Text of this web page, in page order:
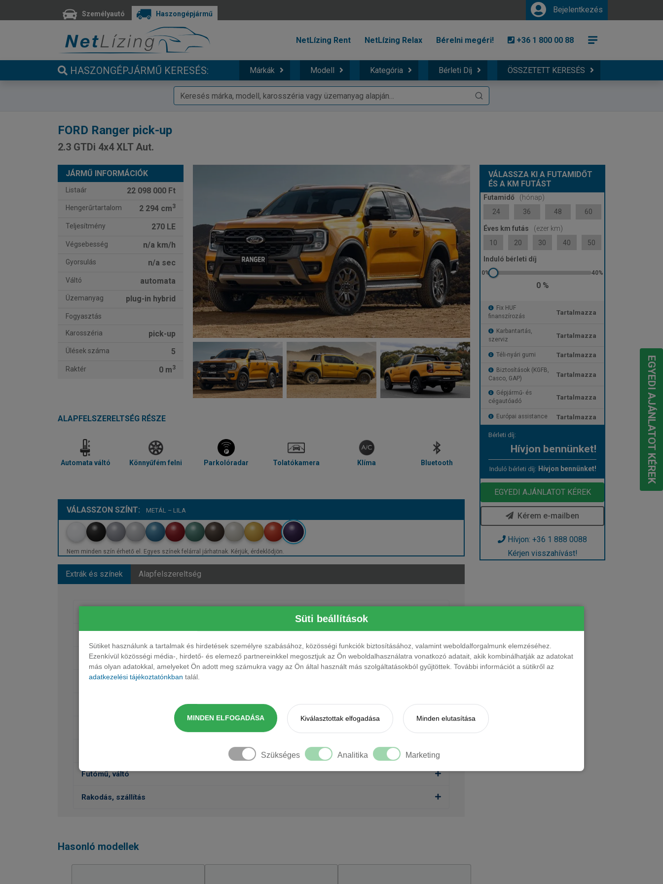
Süti beállítások
Sütiket használunk a tartalmak és hirdetések személyre szabásához, közösségi funkciók biztosításához, valamint weboldalforgalmunk elemzéséhez.
Ezenkívül közösségi média-, hirdető- és elemező partnereinkkel megosztjuk az Ön weboldalhasználatra vonatkozó adatait, akik kombinálhatják az adatokat
más olyan adatokkal, amelyeket Ön adott meg számukra vagy az Ön által használt más szolgáltatásokból gyűjtöttek. További információt a sütikről az
adatkezelési tájékoztatónkban talál.
MINDEN ELFOGADÁSA Kiválasztottak elfogadása Minden elutasítása
Szükséges Analitika Marketing
Személyautó Haszongépjármű Bejelentkezés
NetLízing Rent NetLízing Relax Bérelni megéri! +36 1 800 00 88
HASZONGÉPJÁRMŰ KERESÉS: Márkák Modell Kategória Bérleti Díj ÖSSZETETT KERESÉS
FORD Ranger pick-up
2.3 GTDi 4x4 XLT Aut.
JÁRMŰ INFORMÁCIÓK
Listaár 22 098 000 Ft
Hengerűrtartalom 2 294 cm3
Teljesítmény 270 LE
Végsebesség n/a km/h
Gyorsulás n/a sec
Váltó automata
Üzemanyag plug-in hybrid
Fogyasztás
Karosszéria pick-up
Ülések száma 5
Raktér 0 m3
ALAPFELSZERELTSÉG RÉSZE
Automata váltó Könnyűfém felni Parkolóradar Tolatókamera Klíma Bluetooth
VÁLASSZON SZÍNT: METÁL – LILA
Nem minden szín érhető el. Egyes színek felárral járhatnak. Kérjük, érdeklődjön.
Extrák és színek Alapfelszereltség
Kerekek
Belső felszereltség
Futómű, váltó
Rakodás, szállítás
VÁLASSZA KI A FUTAMIDŐT
ÉS A KM FUTÁST
Futamidő
(hónap)
24
36 48 60
Éves km futás
(ezer km)
10
20 30 40 50
Induló bérleti díj
0 %
Fix HUF
finanszírozás
Tartalmazza
Karbantartás,
szerviz
Tartalmazza
Téli-nyári gumi Tartalmazza
Biztosítások (KGFB,
Casco, GAP)
Tartalmazza
Gépjármű- és
cégautóadó
Tartalmazza
Európai assistance Tartalmazza
Bérleti díj:
Hívjon bennünket!
Induló bérleti díj: Hívjon bennünket!
EGYEDI AJÁNLATOT KÉREK
Kérem e-mailben
Hívjon: +36 1 888 0088
Kérjen visszahívást!
Hasonló modellek
EGYEDI AJÁNLATOT KÉREK